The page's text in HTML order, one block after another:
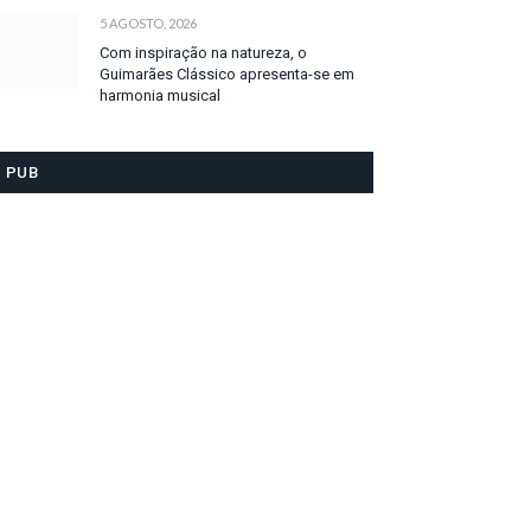
5 AGOSTO, 2026
Com inspiração na natureza, o
Guimarães Clássico apresenta-se em
harmonia musical
PUB